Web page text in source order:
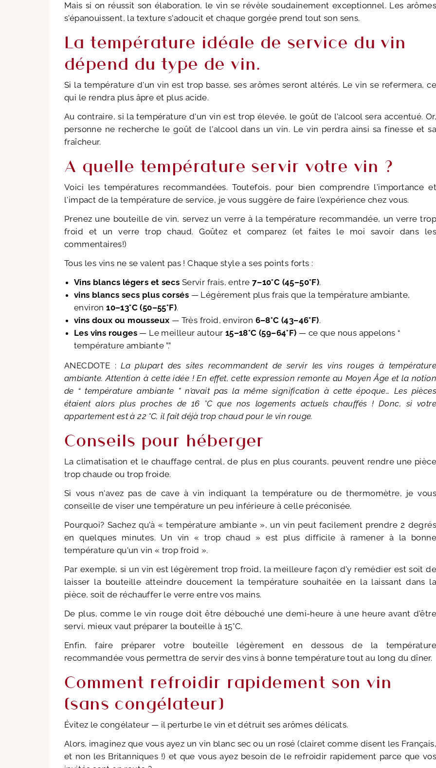
Mais si on réussit son élaboration, le vin se révèle soudainement exceptionnel. Les arômes
s'épanouissent, la texture s'adoucit et chaque gorgée prend tout son sens.
La température idéale de service du vin
dépend du type de vin.
Si la température d'un vin est trop basse, ses arômes seront altérés. Le vin se refermera, ce
qui le rendra plus âpre et plus acide.
Au contraire, si la température d'un vin est trop élevée, le goût de l'alcool sera accentué. Or,
personne ne recherche le goût de l'alcool dans un vin. Le vin perdra ainsi sa finesse et sa
fraîcheur.
A quelle température servir votre vin ?
Voici les températures recommandées. Toutefois, pour bien comprendre l'importance et
l'impact de la température de service, je vous suggère de faire l'expérience chez vous.
Prenez une bouteille de vin, servez un verre à la température recommandée, un verre trop
froid et un verre trop chaud. Goûtez et comparez (et faites le moi savoir dans les
commentaires!)
Tous les vins ne se valent pas ! Chaque style a ses points forts :
Vins blancs légers et secs Servir frais, entre 7–10°C (45–50°F).
vins blancs secs plus corsés — Légèrement plus frais que la température ambiante,
environ10–13°C (50–55°F).
vins doux ou mousseux — Très froid, environ 6–8°C (43–46°F).
Les vins rouges — Le meilleur autour 15–18°C (59–64°F) — ce que nous appelons “
température ambiante ”.”
ANECDOTE :La plupart des sites recommandent de servir les vins rouges à température
ambiante. Attention à cette idée ! En effet, cette expression remonte au Moyen Âge et la notion
de “ température ambiante ” n’avait pas la même signification à cette époque… Les pièces
étaient alors plus proches de 16 °C que nos logements actuels chauffés ! Donc, si votre
appartement est à 22 °C, il fait déjà trop chaud pour le vin rouge.
Conseils pour héberger
La climatisation et le chauffage central, de plus en plus courants, peuvent rendre une pièce
trop chaude ou trop froide.
Si vous n'avez pas de cave à vin indiquant la température ou de thermomètre, je vous
conseille de viser une température un peu inférieure à celle préconisée.
Pourquoi? Sachez qu'à « température ambiante », un vin peut facilement prendre 2 degrés
en quelques minutes. Un vin « trop chaud » est plus difficile à ramener à la bonne
température qu'un vin « trop froid ».
Par exemple, si un vin est légèrement trop froid, la meilleure façon d'y remédier est soit de
laisser la bouteille atteindre doucement la température souhaitée en la laissant dans la
pièce, soit de réchauffer le verre entre vos mains.
De plus, comme le vin rouge doit être débouché une demi-heure à une heure avant d'être
servi, mieux vaut préparer la bouteille à 15°C.
Enfin, faire préparer votre bouteille légèrement en dessous de la température
recommandée vous permettra de servir des vins à bonne température tout au long du dîner.
Comment refroidir rapidement son vin
(sans congélateur)
Évitez le congélateur — il perturbe le vin et détruit ses arômes délicats.
Alors, imaginez que vous ayez un vin blanc sec ou un rosé (clairet comme disent les Français,
et non les Britanniques !) et que vous ayez besoin de le refroidir rapidement parce que vos